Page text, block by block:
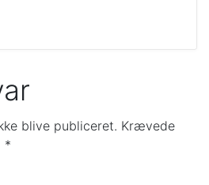
blive publiceret. Krævede
*